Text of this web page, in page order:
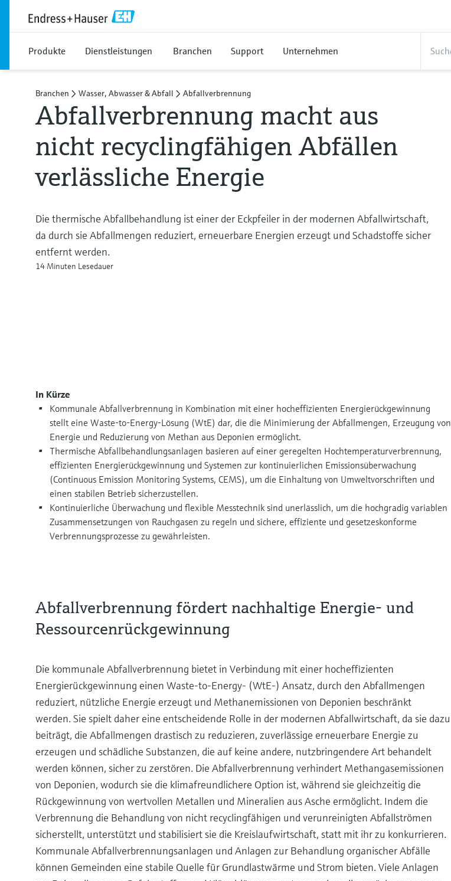
Produkte Dienstleistungen Branchen Support Unternehmen
Branchen Wasser, Abwasser & Abfall Abfallverbrennung
Abfallverbrennung macht aus
nicht recyclingfähigen Abfällen
verlässliche Energie
Die thermische Abfallbehandlung ist einer der Eckpfeiler in der modernen Abfallwirtschaft,
da durch sie Abfallmengen reduziert, erneuerbare Energien erzeugt und Schadstoffe sicher
entfernt werden.
14 Minuten Lesedauer
In Kürze
Kommunale Abfallverbrennung in Kombination mit einer hocheffizienten Energierückgewinnung
stellt eine Waste-to-Energy-Lösung (WtE) dar, die die Minimierung der Abfallmengen, Erzeugung von
Energie und Reduzierung von Methan aus Deponien ermöglicht.
Thermische Abfallbehandlungsanlagen basieren auf einer geregelten Hochtemperaturverbrennung,
effizienten Energierückgewinnung und Systemen zur kontinuierlichen Emissionsüberwachung
(Continuous Emission Monitoring Systems, CEMS), um die Einhaltung von Umweltvorschriften und
einen stabilen Betrieb sicherzustellen.
Kontinuierliche Überwachung und flexible Messtechnik sind unerlässlich, um die hochgradig variablen
Zusammensetzungen von Rauchgasen zu regeln und sichere, effiziente und gesetzeskonforme
Verbrennungsprozesse zu gewährleisten.
Abfallverbrennung fördert nachhaltige Energie- und
Ressourcenrückgewinnung
Die kommunale Abfallverbrennung bietet in Verbindung mit einer hocheffizienten
Energierückgewinnung einen Waste-to-Energy- (WtE-) Ansatz, durch den Abfallmengen
reduziert, nützliche Energie erzeugt und Methanemissionen von Deponien beschränkt
werden. Sie spielt daher eine entscheidende Rolle in der modernen Abfallwirtschaft, da sie dazu
beiträgt, die Abfallmengen drastisch zu reduzieren, zuverlässige erneuerbare Energie zu
erzeugen und schädliche Substanzen, die auf keine andere, nutzbringendere Art behandelt
werden können, sicher zu zerstören. Die Abfallverbrennung verhindert Methangasemissionen
von Deponien, wodurch sie die klimafreundlichere Option ist, während sie gleichzeitig die
Rückgewinnung von wertvollen Metallen und Mineralien aus Asche ermöglicht. Indem die
Verbrennung die Behandlung von nicht recyclingfähigen und verunreinigten Abfallströmen
sicherstellt, unterstützt und stabilisiert sie die Kreislaufwirtschaft, statt mit ihr zu konkurrieren.
Kommunale Abfallverbrennungsanlagen und Anlagen zur Behandlung organischer Abfälle
können Gemeinden eine stabile Quelle für Grundlastwärme und Strom bieten. Viele Anlagen